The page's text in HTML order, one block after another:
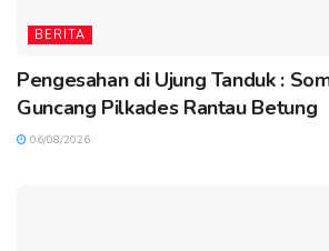
BERITA
Pengesahan di Ujung Tanduk :
Guncang Pilkades Rantau Betung
06/08/2026